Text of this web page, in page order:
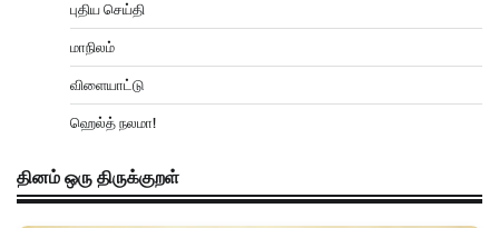
புதிய செய்தி
மாநிலம்
விளையாட்டு
ஹெல்த் நலமா!
தினம் ஒரு திருக்குறள்